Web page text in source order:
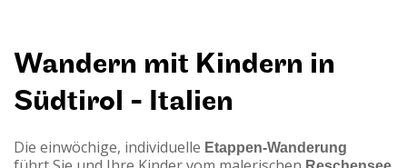
Wandern mit Kindern in
Südtirol - Italien
Die einwöchige, individuelle Etappen-Wanderung